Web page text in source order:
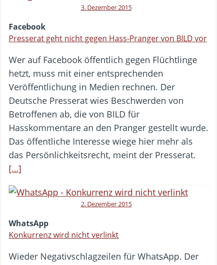
3. Dezember 2015
Facebook
Presserat geht nicht gegen Hass-Pranger von BILD vor
Wer auf Facebook öffentlich gegen Flüchtlinge
hetzt, muss mit einer entsprechenden
Veröffentlichung in Medien rechnen. Der
Deutsche Presserat wies Beschwerden von
Betroffenen ab, die von BILD für
Hasskommentare an den Pranger gestellt wurde.
Das öffentliche Interesse wiege hier mehr als
das Persönlichkeitsrecht, meint der Presserat.
[…]
2. Dezember 2015
WhatsApp
Konkurrenz wird nicht verlinkt
Wieder Negativschlagzeilen für WhatsApp. Der